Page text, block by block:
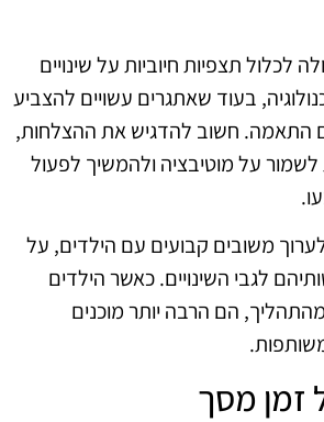
לכלול תצפיות חיוביות על שינויים
בעוד שאתגרים עשויים להצביע
התאמה. חשוב להדגיש את ההצלחות,
על מוטיבציה ולהמשיך לפעול
משובים קבועים עם הילדים, על
לגבי השינויים. כאשר הילדים
הם הרבה יותר מוכנים
זמן מסך